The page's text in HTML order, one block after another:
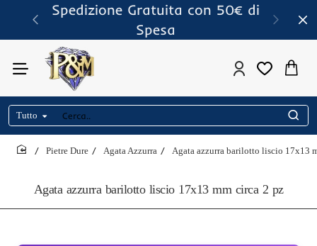
Spedizione Gratuita con 50€ di
Spesa
Tutto
Cerca..
Agata azzurra barilotto liscio 17x13 mm circa 2 pz
Pietre Dure Agata Azzurra Agata azzurra barilotto liscio 17x13